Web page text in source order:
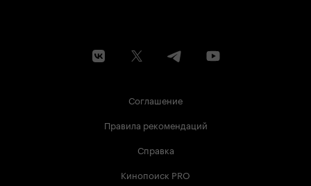
Соглашение
Правила рекомендаций
Справка
Кинопоиск PRO